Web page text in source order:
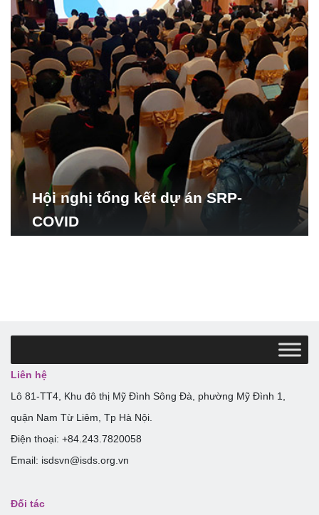
Hội nghị tổng kết dự án SRP-
COVID
Liên hệ
Lô 81-TT4, Khu đô thị Mỹ Đình Sông Đà, phường Mỹ Đình 1,
quận Nam Từ Liêm, Tp Hà Nội.
Điện thoại: +84.243.7820058
Email: isdsvn@isds.org.vn
Đối tác